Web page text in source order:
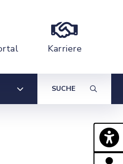
Karriere
SUCHE